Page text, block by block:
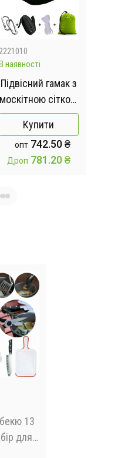
2221010
наявності
Підвісний гамак з
москітною сіткою
HIeha
нейлоновий, з
кишенею, повний
комплект
Купити
опт742.50 ₴
Дроп 781.20 ₴
13
для